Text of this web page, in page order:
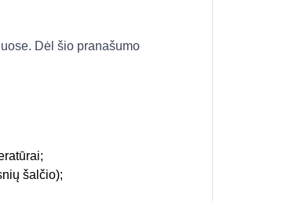
Dėl šio pranašumo
šalčio);